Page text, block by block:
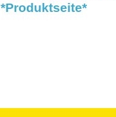
*Produktseite*